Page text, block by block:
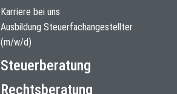
Karriere bei uns
Ausbildung Steuerfachangestellter
(m/w/d)
Steuerberatung
Rechtsberatung